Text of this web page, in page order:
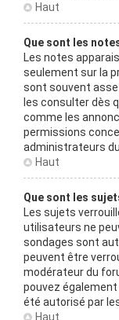
Haut
Que sont les
Les notes
seulement sur la
sont souvent
les consulter dès
comme les
permissions
administrateurs
Haut
Que sont les
Les sujets
utilisateurs ne
sondages sont
peuvent être
modérateur du
pouvez
été autorisé par
Haut